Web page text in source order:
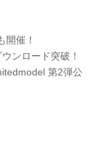
開催！
ンロード突破！
第2弾公